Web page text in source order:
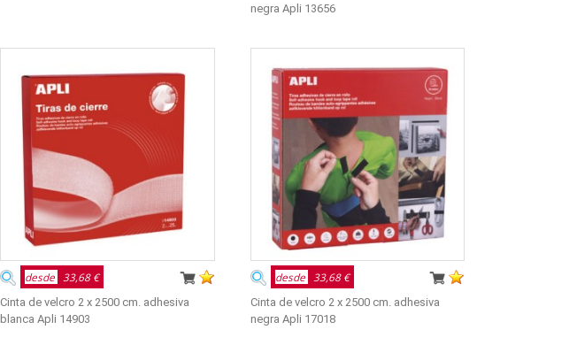
negra Apli 13656
desde 33,68 €
Cinta de velcro 2 x 2500 cm. adhesiva
blanca Apli 14903
desde 33,68 €
Cinta de velcro 2 x 2500 cm. adhesiva
negra Apli 17018